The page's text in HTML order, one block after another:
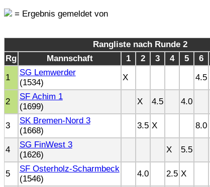
= Ergebnis gemeldet von
Rangliste nach Runde 2
Rg
Mannschaft 1 2 3 4 5 6
1
SG Lemwerder
(1534)
X 4.5
2
SF Achim 1
(1699)
X 4.5 4.0
3
SK Bremen-Nord 3
(1668)
3.5 X 8.0
4
SG FinWest 3
(1626)
X 5.5
5
SF Osterholz-Scharmbeck
(1546)
4.0 2.5 X